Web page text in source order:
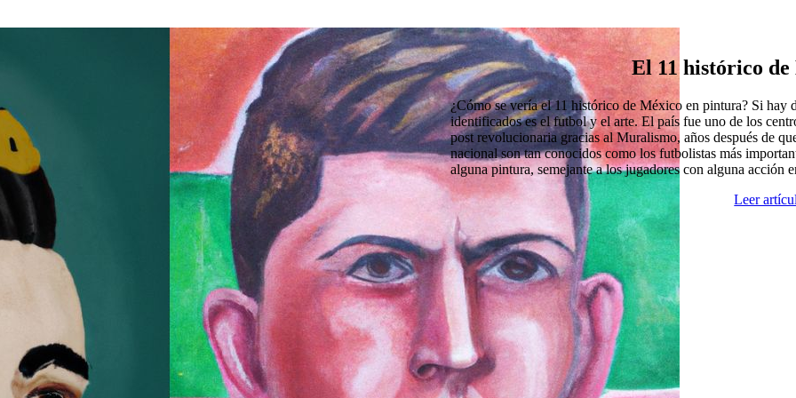
El 11 histórico
¿Cómo se vería el 11 histórico de México en pintura? Si hay
identificados es el futbol y el arte. El país fue uno de los
post revolucionaria gracias al Muralismo, años después de
nacional son tan conocidos como los futbolistas más
alguna pintura, semejante a los jugadores con alguna acción
Leer